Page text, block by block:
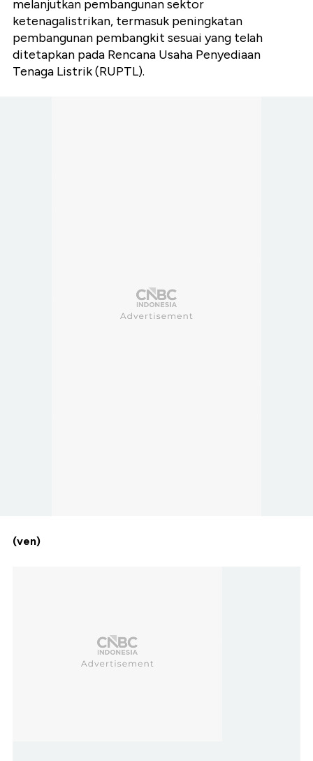
melanjutkan pembangunan sektor
ketenagalistrikan, termasuk peningkatan
pembangunan pembangkit sesuai yang telah
ditetapkan pada Rencana Usaha Penyediaan
Tenaga Listrik (RUPTL).
(ven)